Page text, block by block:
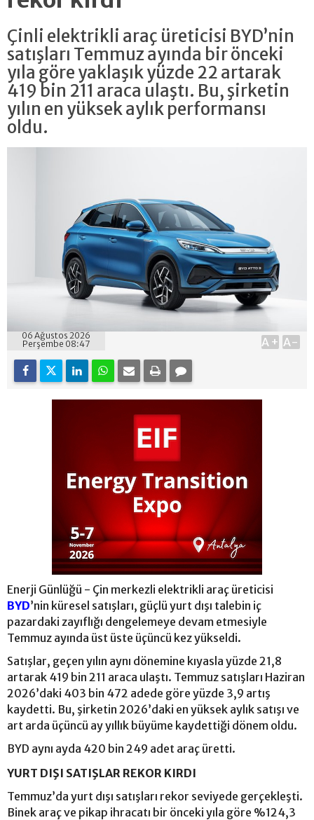
Çinli elektrikli araç üreticisi BYD’nin
satışları Temmuz ayında bir önceki
yıla göre yaklaşık yüzde 22 artarak
419 bin 211 araca ulaştı. Bu, şirketin
yılın en yüksek aylık performansı
oldu.
06 Ağustos 2026
Perşembe 08:47
A+ A-
Enerji Günlüğü - Çin merkezli elektrikli araç üreticisi
BYD’nin küresel satışları, güçlü yurt dışı talebin iç
pazardaki zayıflığı dengelemeye devam etmesiyle
Temmuz ayında üst üste üçüncü kez yükseldi.
Satışlar, geçen yılın aynı dönemine kıyasla yüzde 21,8
artarak 419 bin 211 araca ulaştı. Temmuz satışları Haziran
2026’daki 403 bin 472 adede göre yüzde 3,9 artış
kaydetti. Bu, şirketin 2026’daki en yüksek aylık satışı ve
art arda üçüncü ay yıllık büyüme kaydettiği dönem oldu.
BYD aynı ayda 420 bin 249 adet araç üretti.
YURT DIŞI SATIŞLAR REKOR KIRDI
Temmuz’da yurt dışı satışları rekor seviyede gerçekleşti.
Binek araç ve pikap ihracatı bir önceki yıla göre %124,3